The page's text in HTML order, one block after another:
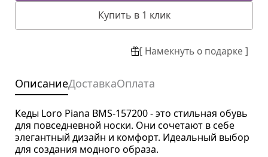
Купить в 1 клик
[ Намекнуть о подарке ]
ОписаниеДоставкаОплата
Кеды Loro Piana BMS-157200 - это стильная обувь
для повседневной носки. Они сочетают в себе
элегантный дизайн и комфорт. Идеальный выбор
для создания модного образа.